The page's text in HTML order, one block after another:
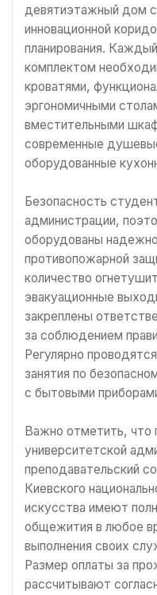
девятиэтажный дом
инновационной
планирования.
комплектом
кроватями,
эргономичными
вместительными
современные
оборудованные
Безопасность
администрации,
оборудованы
противопожарной
количество
эвакуационные
закреплены
за соблюдением
Регулярно
занятия по
с бытовыми
Важно отметить, что
университетской
преподавательский
Киевского
искусства имеют
общежития в любое
выполнения своих
Размер оплаты за
рассчитывают